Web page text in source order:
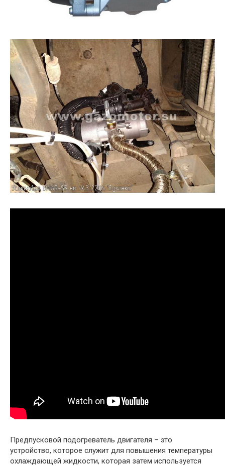
Предпусковой подогреватель двигателя – это
устройство, которое служит для повышения температуры
охлаждающей жидкости, которая затем используется